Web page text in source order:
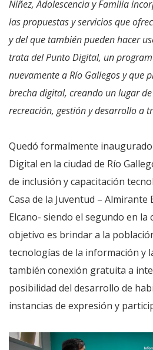
Niñez, Adolescencia y Familia
las propuestas y servicios que
y del que también pueden hacer
trata del Punto Digital, un
nuevamente a Río Gallegos y que
brecha digital, creando un lugar
recreación, gestión y desarrollo a
Quedó formalmente
Digital en la ciudad de Río
de inclusión y capacitación
Casa de la Juventud – Almirante
Elcano- siendo el segundo en la
objetivo es brindar a la
tecnologías de la información y
también conexión gratuita a
posibilidad del desarrollo de
instancias de expresión y